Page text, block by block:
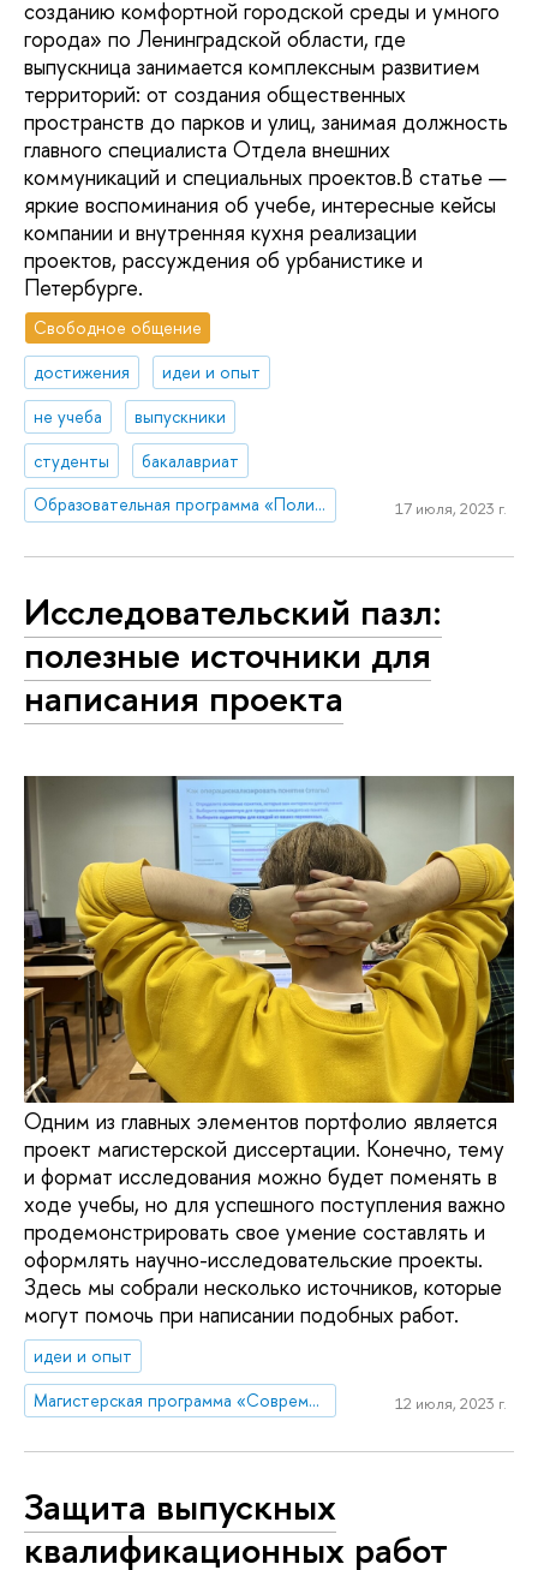
созданию комфортной городской среды и умного
города» по Ленинградской области, где
выпускница занимается комплексным развитием
территорий: от создания общественных
пространств до парков и улиц, занимая должность
главного специалиста Отдела внешних
коммуникаций и специальных проектов.В статье —
яркие воспоминания об учебе, интересные кейсы
компании и внутренняя кухня реализации
проектов, рассуждения об урбанистике и
Петербурге.
Свободное общение
достижения
идеи и опыт
не учеба
выпускники
студенты
бакалавриат
Образовательная программа «Политология и мировая политика»
17 июля, 2023 г.
Исследовательский пазл:
полезные источники для
написания проекта
Одним из главных элементов портфолио является
проект магистерской диссертации. Конечно, тему
и формат исследования можно будет поменять в
ходе учебы, но для успешного поступления важно
продемонстрировать свое умение составлять и
оформлять научно-исследовательские проекты.
Здесь мы собрали несколько источников, которые
могут помочь при написании подобных работ.
идеи и опыт
Магистерская программа «Современный социальный анализ»
12 июля, 2023 г.
Защита выпускных
квалификационных работ